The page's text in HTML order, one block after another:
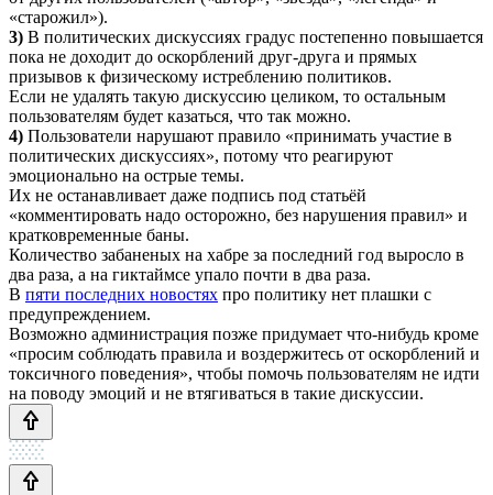
«старожил»).
3) В политических дискуссиях градус постепенно повышается
пока не доходит до оскорблений друг-друга и прямых
призывов к физическому истреблению политиков.
Если не удалять такую дискуссию целиком, то остальным
пользователям будет казаться, что так можно.
4) Пользователи нарушают правило «принимать участие в
политических дискуссиях», потому что реагируют
эмоционально на острые темы.
Их не останавливает даже подпись под статьёй
«комментировать надо осторожно, без нарушения правил» и
кратковременные баны.
Количество забаненых на хабре за последний год выросло в
два раза, а на гиктаймсе упало почти в два раза.
В пяти последних новостях про политику нет плашки с
предупреждением.
Возможно администрация позже придумает что-нибудь кроме
«просим соблюдать правила и воздержитесь от оскорблений и
токсичного поведения», чтобы помочь пользователям не идти
на поводу эмоций и не втягиваться в такие дискуссии.